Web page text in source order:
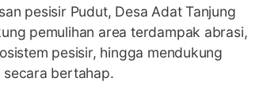
pesisir Pudut, Desa Adat Tanjung
pemulihan area terdampak abrasi,
pesisir, hingga mendukung
bertahap.